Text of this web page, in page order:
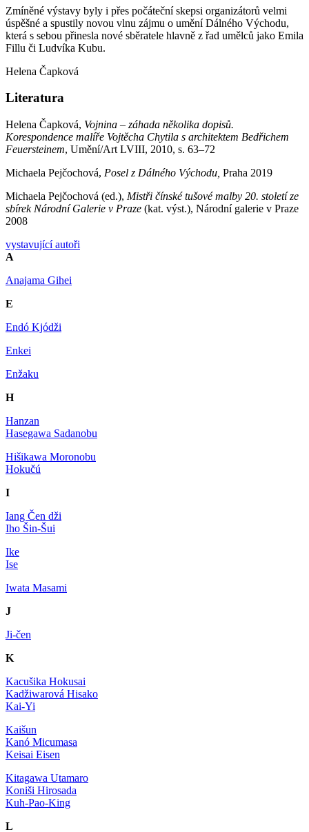
Zmíněné výstavy byly i přes počáteční skepsi organizátorů velmi
úspěšné a spustily novou vlnu zájmu o umění Dálného Východu,
která s sebou přinesla nové sběratele hlavně z řad umělců jako Emila
Fillu či Ludvíka Kubu.
Helena Čapková
Literatura
Helena Čapková, Vojnina – záhada několika dopisů.
Korespondence malíře Vojtěcha Chytila s architektem Bedřichem
Feuersteinem, Umění/Art LVIII, 2010, s. 63–72
Michaela Pejčochová, Posel z Dálného Východu, Praha 2019
Michaela Pejčochová (ed.), Mistři čínské tušové malby 20. století ze
sbírek Národní Galerie v Praze (kat. výst.), Národní galerie v Praze
2008
vystavující autoři
A
Anajama Gihei
E
Endó Kjódži
Enkei
Enžaku
H
Hanzan
Hasegawa Sadanobu
Hišikawa Moronobu
Hokučú
I
Iang Čen dži
Iho Šin-Šui
Ike
Ise
Iwata Masami
J
Ji-čen
K
Kacušika Hokusai
Kadžiwarová Hisako
Kai-Yi
Kaišun
Kanó Micumasa
Keisai Eisen
Kitagawa Utamaro
Koniši Hirosada
Kuh-Pao-King
L